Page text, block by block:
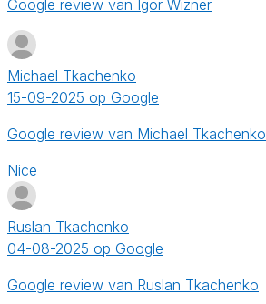
Google review van Igor Wizner
Michael Tkachenko
15-09-2025 op Google
Google review van Michael Tkachenko
Nice
Ruslan Tkachenko
04-08-2025 op Google
Google review van Ruslan Tkachenko